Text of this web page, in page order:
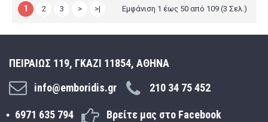
1 2 3 > >| Εμφάνιση 1 έως 50 από 109 (3 Σελ.)
ΠΕΙΡΑΙΩΣ 119, ΓΚΑΖΙ 11854, ΑΘΗΝΑ
info@emboridis.gr
210 34 75 452
6971 635 794 Βρείτε μας στο Facebook